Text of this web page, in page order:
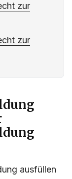
zur
zur
ausfüllen